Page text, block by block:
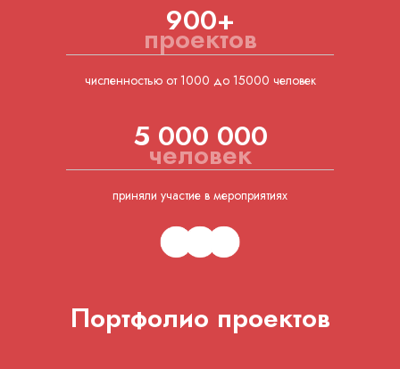
900+
численностью от 1000 до 15000 человек
5 000 000
приняли участие в мероприятиях
проектов
человек
Портфолио проектов